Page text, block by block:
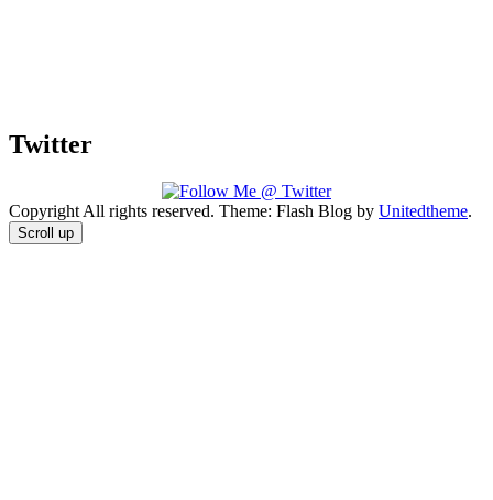
Twitter
Copyright All rights reserved. Theme: Flash Blog by Unitedtheme.
Scroll up